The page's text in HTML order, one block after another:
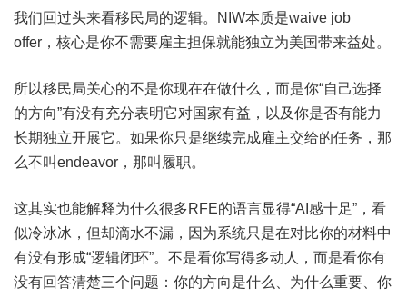
我们回过头来看移民局的逻辑。NIW本质是waive job
offer，核心是你不需要雇主担保就能独立为美国带来益处。
所以移民局关心的不是你现在在做什么，而是你“自己选择
的方向”有没有充分表明它对国家有益，以及你是否有能力
长期独立开展它。如果你只是继续完成雇主交给的任务，那
么不叫endeavor，那叫履职。
这其实也能解释为什么很多RFE的语言显得“AI感十足”，看
似冷冰冰，但却滴水不漏，因为系统只是在对比你的材料中
有没有形成“逻辑闭环”。不是看你写得多动人，而是看你有
没有回答清楚三个问题：你的方向是什么、为什么重要、你